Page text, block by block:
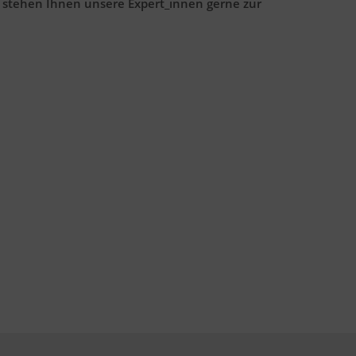
Ihnen unsere Expert_innen gerne zur